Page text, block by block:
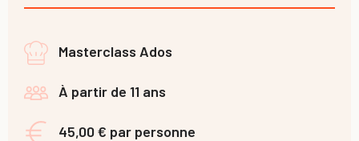
Masterclass Ados
À partir de 11 ans
45,00 € par personne